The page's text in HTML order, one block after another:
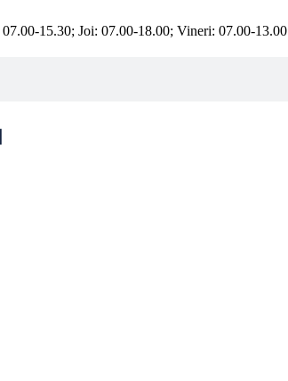
15.30; Joi: 07.00-18.00; Vineri: 07.00-13.00